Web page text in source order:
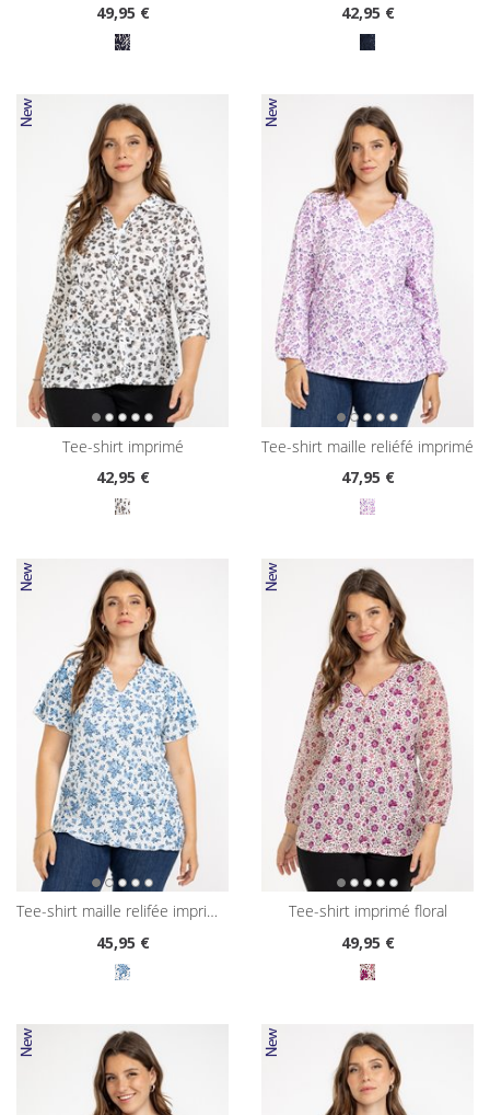
49,95 €
42,95 €
tee-shirt imprimé
42,95 €
tee-shirt maille reliéfé imprimé
47,95 €
tee-shirt maille relifée imprimé floral
45,95 €
tee-shirt imprimé floral
49,95 €